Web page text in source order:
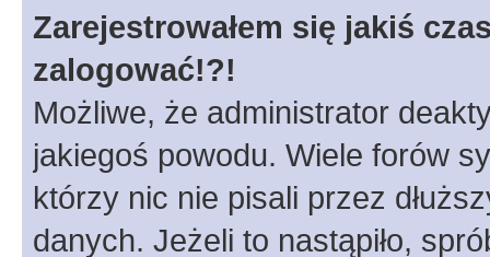
Zarejestrowałem się jakiś
zalogować!?!
Możliwe, że administrator
jakiegoś powodu. Wiele forów
którzy nic nie pisali przez
danych. Jeżeli to nastąpiło,